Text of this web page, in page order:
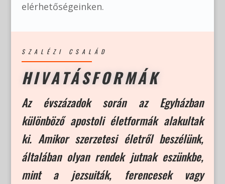
elérhetőségeinken.
SZALÉZI CSALÁD
HIVATÁSFORMÁK
Az évszázadok során az Egyházban
különböző apostoli életformák alakultak
ki. Amikor szerzetesi életről beszélünk,
általában olyan rendek jutnak eszünkbe,
mint a jezsuiták, ferencesek vagy